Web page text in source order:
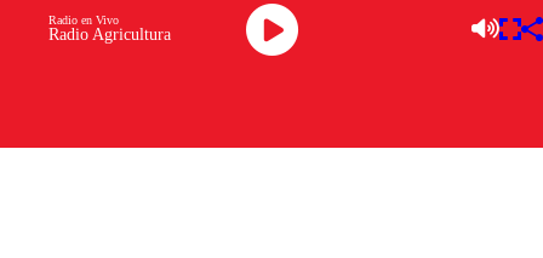
Radio Agricultura
Radio en Vivo
Descarga la APP